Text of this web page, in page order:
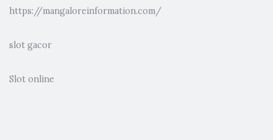
https://mangaloreinformation.com/
slot gacor
Slot online